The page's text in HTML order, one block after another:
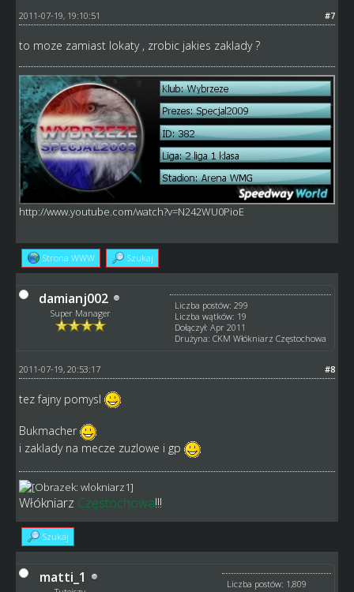
#7
2011-07-19, 19:10:51
to moze zamiast lokaty , zrobic jakies zaklady ?
http://www.youtube.com/watch?v=N242WU0PioE
Strona WWW Szukaj
damianj002
Super Manager
Liczba postów: 299
Liczba wątków: 19
Dołączył: Apr 2011
Drużyna: CKM Włókniarz Częstochowa
#8
2011-07-19, 20:53:17
tez fajny pomysl
Bukmacher
i zaklady na mecze zuzlowe i gp
Włókniarz Częstochowa!!!
Szukaj
matti_1
Liczba postów: 1,809